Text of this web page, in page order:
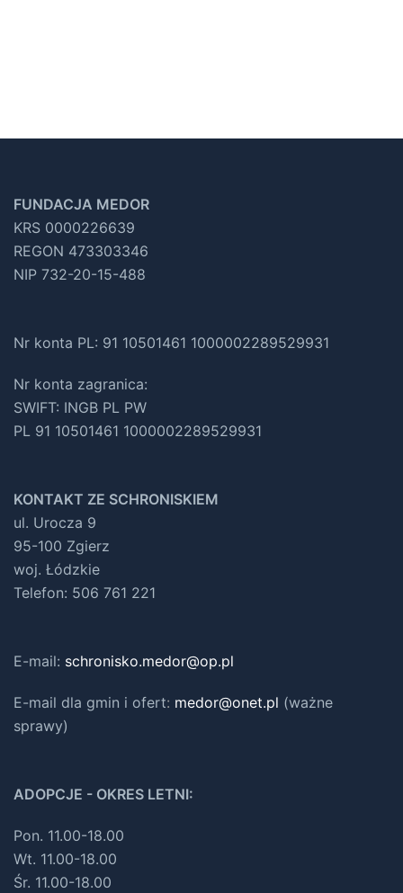
FUNDACJA MEDOR
KRS 0000226639
REGON 473303346
NIP 732-20-15-488
Nr konta PL: 91 10501461 1000002289529931
Nr konta zagranica:
SWIFT: INGB PL PW
PL 91 10501461 1000002289529931
KONTAKT ZE SCHRONISKIEM
ul. Urocza 9
95-100 Zgierz
woj. Łódzkie
Telefon: 506 761 221
E-mail: schronisko.medor@op.pl
E-mail dla gmin i ofert: medor@onet.pl (ważne
sprawy)
ADOPCJE - OKRES LETNI:
Pon. 11.00-18.00
Wt. 11.00-18.00
Śr. 11.00-18.00